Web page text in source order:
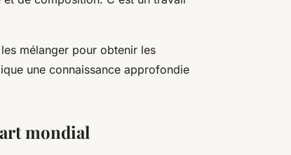
mélanger pour obtenir les
une connaissance approfondie
mondial